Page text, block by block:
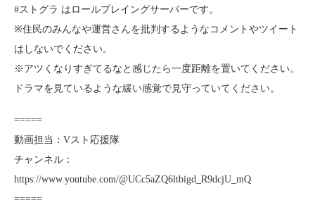
#ストグラ はロールプレイングサーバーです。
※住民のみんなや運営さんを批判するようなコメントやツイート
はしないでください。
※アツくなりすぎてるなと感じたら一度距離を置いてください。
ドラマを見ているような緩い感覚で見守っていてください。
=====
動画担当：Vスト応援隊
チャンネル：
https://www.youtube.com/@UCc5aZQ6ltbigd_R9dcjU_mQ
=====